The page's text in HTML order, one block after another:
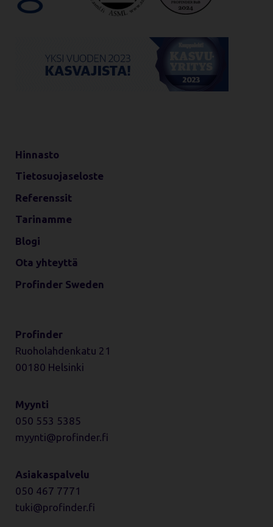
Hinnasto
Tietosuojaseloste
Referenssit
Tarinamme
Blogi
Ota yhteyttä
Profinder Sweden
Profinder
Ruoholahdenkatu 21
00180 Helsinki
Myynti
050 553 5385
myynti
profinder.fi
Asiakaspalvelu
050 467 7771
tuki
profinder.fi